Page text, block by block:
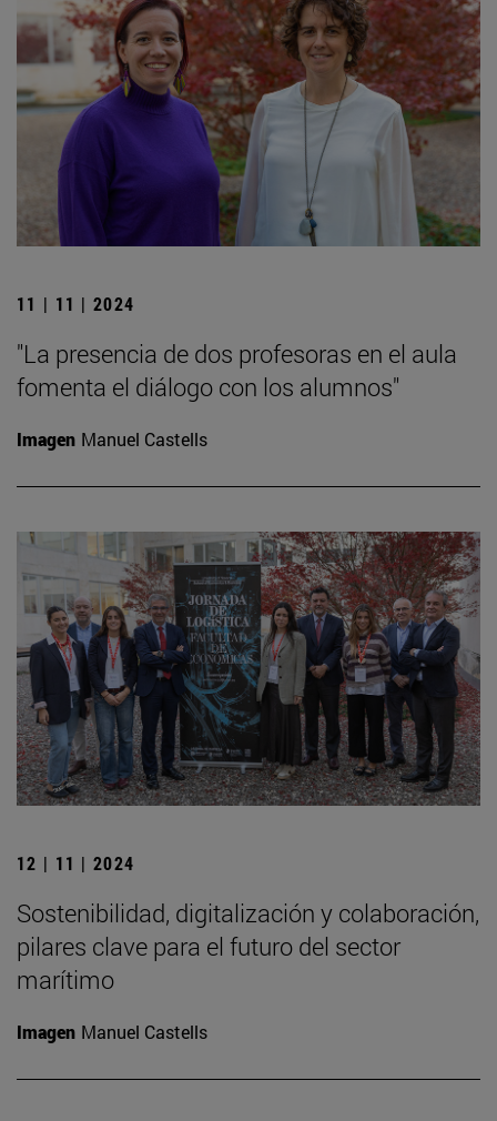
11 | 11 | 2024
"La presencia de dos profesoras en el aula
fomenta el diálogo con los alumnos"
Imagen Manuel Castells
12 | 11 | 2024
Sostenibilidad, digitalización y colaboración,
pilares clave para el futuro del sector
marítimo
Imagen Manuel Castells